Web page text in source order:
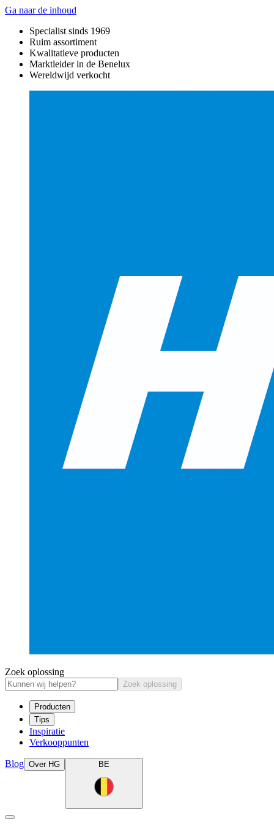
Ga naar de inhoud
Specialist sinds 1969
Ruim assortiment
Kwalitatieve producten
Marktleider in de Benelux
Wereldwijd verkocht
Zoek oplossing
Zoek oplossing
Producten
Tips
Inspiratie
Verkooppunten
Blog Over HG BE